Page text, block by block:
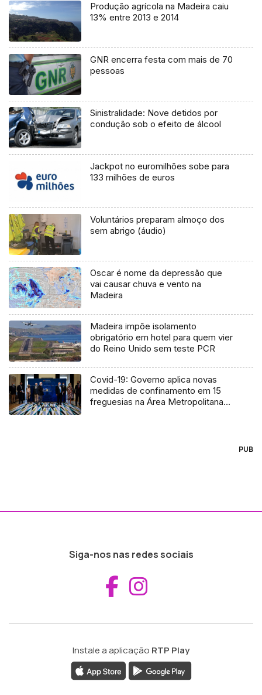
Produção agrícola na Madeira caiu
13% entre 2013 e 2014
GNR encerra festa com mais de 70
pessoas
Sinistralidade: Nove detidos por
condução sob o efeito de álcool
Jackpot no euromilhões sobe para
133 milhões de euros
Voluntários preparam almoço dos
sem abrigo (áudio)
Oscar é nome da depressão que
vai causar chuva e vento na
Madeira
Madeira impõe isolamento
obrigatório em hotel para quem vier
do Reino Unido sem teste PCR
Covid-19: Governo aplica novas
medidas de confinamento em 15
freguesias na Área Metropolitana
PUB
Siga-nos nas redes sociais
Aceder ao
Instale a aplicação RTP Play